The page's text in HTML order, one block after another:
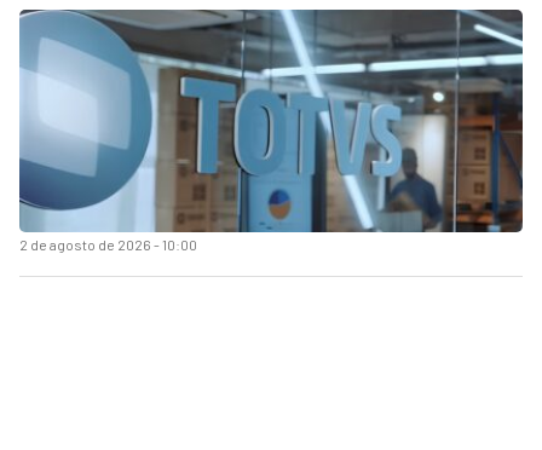
2 de agosto de 2026 - 10:00